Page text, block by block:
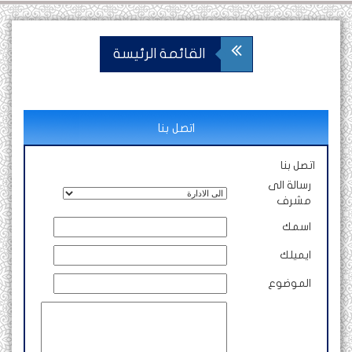
القائمة الرئيسة
اتصل بنا
اتصل بنا
رسالة الى
مشرف
اسمك
ايميلك
الموضوع